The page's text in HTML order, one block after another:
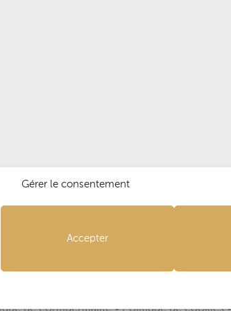
Gérer le consentement
Accepter
Membre de l'Untec depuis 2015